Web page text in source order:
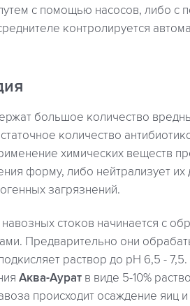
с помощью насосов, либо с
контролируется
большое количество
количество
химических веществ
форму, либо нейтрализует
загрязнений.
стоков начинается с
Предварительно они
раствор до рН 6,5 -
Аква-Аурат в виде 5-10%
происходит осаждение яиц